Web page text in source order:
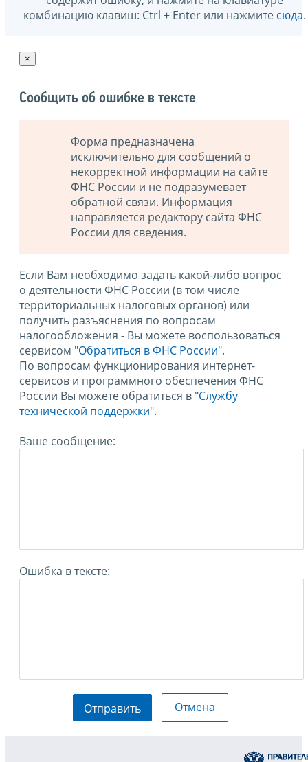
комбинацию клавиш: Ctrl + Enter или нажмите сюда.
×
Сообщить об ошибке в тексте
Форма предназначена
исключительно для сообщений о
некорректной информации на сайте
ФНС России и не подразумевает
обратной связи. Информация
направляется редактору сайта ФНС
России для сведения.
Если Вам необходимо задать какой-либо вопрос
о деятельности ФНС России (в том числе
территориальных налоговых органов) или
получить разъяснения по вопросам
налогообложения - Вы можете воспользоваться
сервисом "Обратиться в ФНС России".
По вопросам функционирования интернет-
сервисов и программного обеспечения ФНС
России Вы можете обратиться в "Службу
технической поддержки".
Ваше сообщение:
Ошибка в тексте:
Отправить Отмена